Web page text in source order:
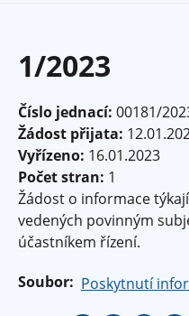
1/2023
Číslo jednací: 00181/
Žádost přijata:
Vyřízeno: 16.01.2023
Počet stran: 1
Žádost o informace
vedených povinným
účastníkem řízení.
Soubor: Poskytnutí